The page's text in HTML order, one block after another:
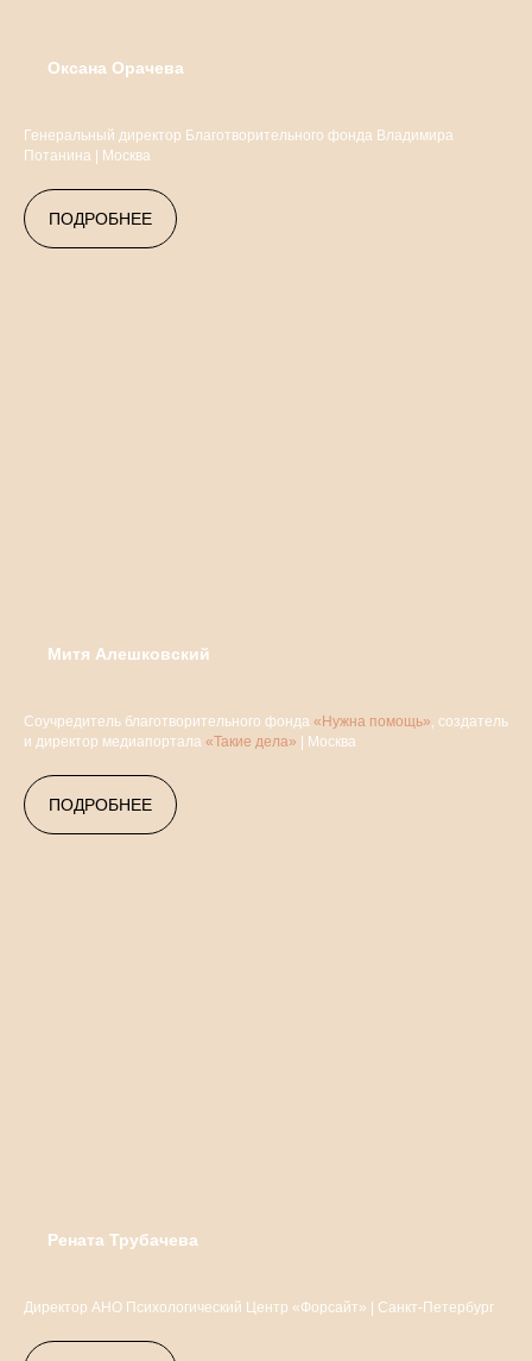
Оксана Орачева
Генеральный директор Благотворительного фонда Владимира
Потанина | Москва
ПОДРОБНЕЕ
Митя Алешковский
Соучредитель благотворительного фонда «Нужна помощь», создатель
и директор медиапортала «Такие дела» | Москва
ПОДРОБНЕЕ
Рената Трубачева
Директор АНО Психологический Центр «Форсайт» | Санкт-Петербург